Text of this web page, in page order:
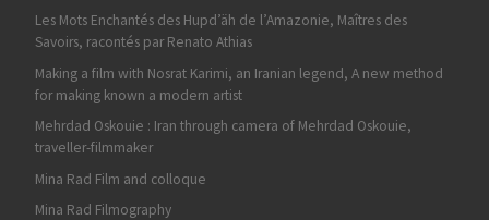
Les Mots Enchantés des Hupd’äh de l’Amazonie, Maîtres des
Savoirs, racontés par Renato Athias
Making a film with Nosrat Karimi, an Iranian legend, A new method
for making known a modern artist
Mehrdad Oskouie : Iran through camera of Mehrdad Oskouie,
traveller-filmmaker
Mina Rad Film and colloque
Mina Rad Filmography